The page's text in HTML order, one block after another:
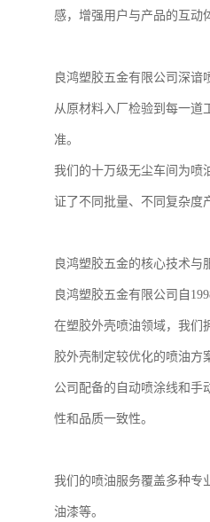
感，增强用户与产品的互动
良鸿塑胶五金有限公司深
从原材料入厂检验到每一道
准。
我们的十万级无尘车间为喷
证了不同批量、不同复杂度
良鸿塑胶五金的核心技术与
良鸿塑胶五金有限公司自
在塑胶外壳喷油领域，我们
胶外壳制定较优化的喷油方
公司配备的自动喷涂线和手
性和品质一致性。
我们的喷油服务覆盖多种专
油漆等。